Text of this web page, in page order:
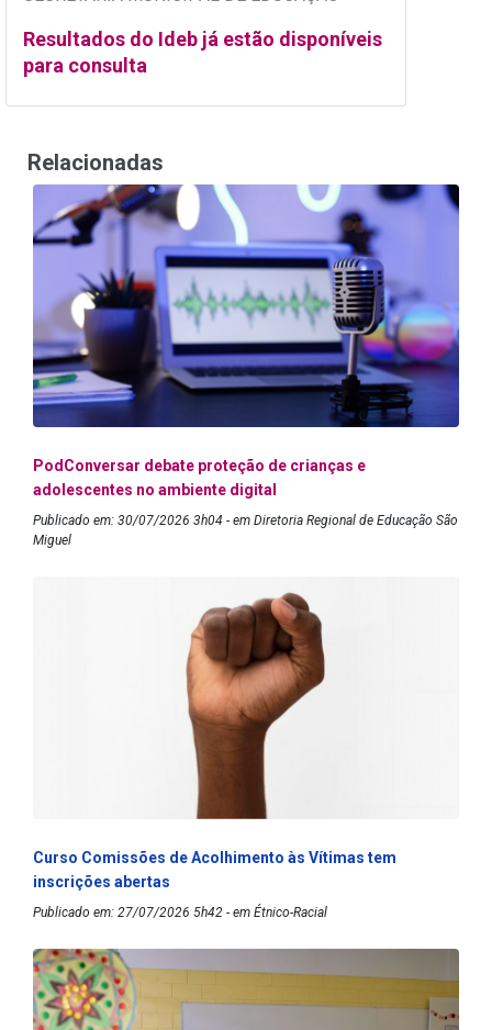
Resultados do Ideb já estão disponíveis
para consulta
Relacionadas
PodConversar debate proteção de crianças e
adolescentes no ambiente digital
Publicado em: 30/07/2026 3h04 - em Diretoria Regional de Educação São
Miguel
Curso Comissões de Acolhimento às Vítimas tem
inscrições abertas
Publicado em: 27/07/2026 5h42 - em Étnico-Racial